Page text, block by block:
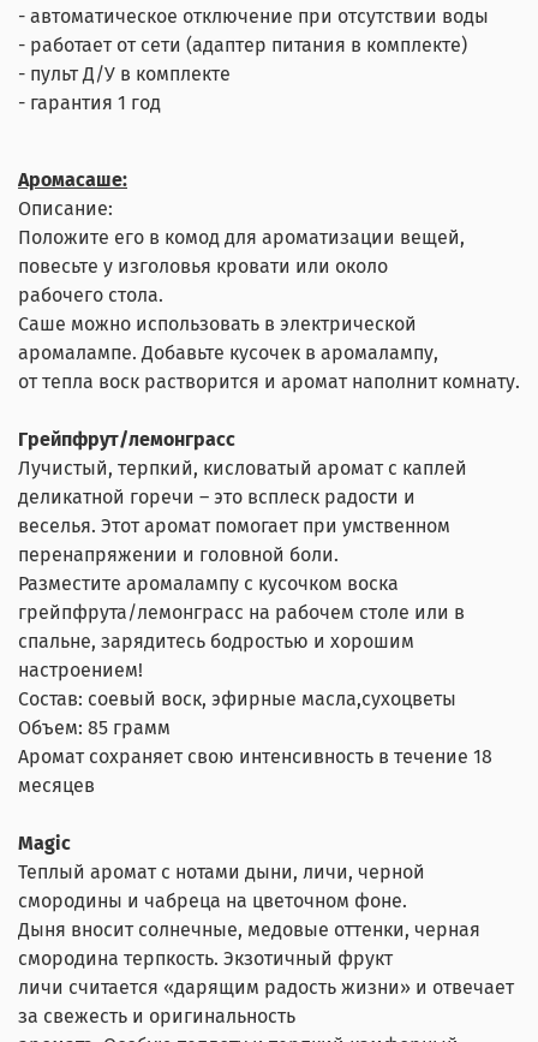
- автоматическое отключение при отсутствии воды
- работает от сети (адаптер питания в комплекте)
- пульт Д/У в комплекте
- гарантия 1 год
Аромасаше:
Описание:
Положите его в комод для ароматизации вещей,
повесьте у изголовья кровати или около
рабочего стола.
Саше можно использовать в электрической
аромалампе. Добавьте кусочек в аромалампу,
от тепла воск растворится и аромат наполнит комнату.
Грейпфрут/лемонграсс
Лучистый, терпкий, кисловатый аромат с каплей
деликатной горечи – это всплеск радости и
веселья. Этот аромат помогает при умственном
перенапряжении и головной боли.
Разместите аромалампу с кусочком воска
грейпфрута/лемонграсс на рабочем столе или в
спальне, зарядитесь бодростью и хорошим
настроением!
Состав: соевый воск, эфирные масла,сухоцветы
Объем: 85 грамм
Аромат сохраняет свою интенсивность в течение 18
месяцев
Magic
Теплый аромат с нотами дыни, личи, черной
смородины и чабреца на цветочном фоне.
Дыня вносит солнечные, медовые оттенки, черная
смородина терпкость. Экзотичный фрукт
личи считается «дарящим радость жизни» и отвечает
за свежесть и оригинальность